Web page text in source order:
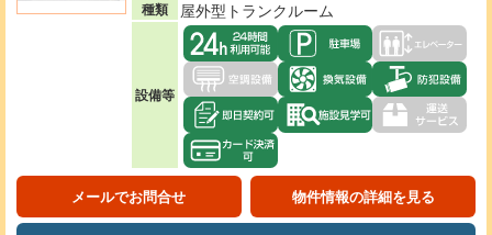
種類 屋外型トランクルーム
設備等
メールでお問合せ 物件情報の詳細を見る